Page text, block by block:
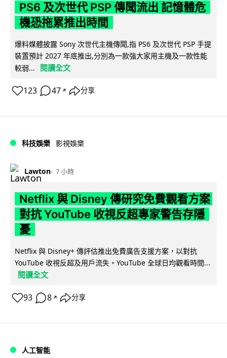
PS6 及次世代 PSP 傳聞流出 記憶體危
機恐拖累推出時間
爆料媒體披露 Sony 次世代主機傳聞,指 PS6 及次世代 PSP 手提
裝置預計 2027 年底推出,分別為一款強大家用主機及一款性能
較弱...
閱讀全文
123 47 ↗ 分享
科技娛樂 影視娛樂
Lawton 7 小時
Netflix 與 Disney 傳研究免費觀看方案
對抗 YouTube 收視反超專家警告存隱
憂
Netflix 與 Disney+ 傳評估推出免費廣告支援方案，以對抗
YouTube 收視反超及用戶流失。YouTube 全球日均觀看時間...
閱讀全文
93 8 ↗ 分享
人工智能